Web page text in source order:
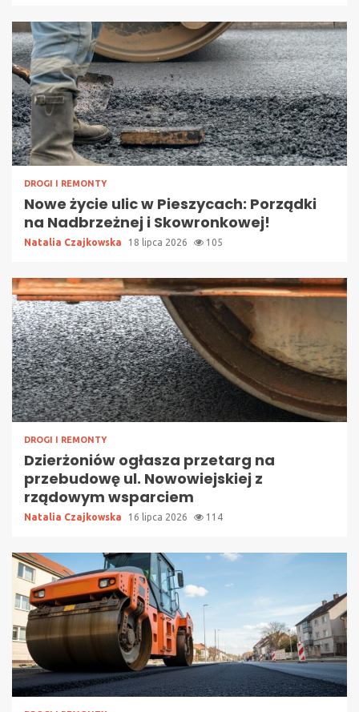
DROGI I REMONTY
Nowe życie ulic w Pieszycach: Porządki
na Nadbrzeżnej i Skowronkowej!
Natalia Czajkowska 18 lipca 2026 105
DROGI I REMONTY
Dzierżoniów ogłasza przetarg na
przebudowę ul. Nowowiejskiej z
rządowym wsparciem
Natalia Czajkowska 16 lipca 2026 114